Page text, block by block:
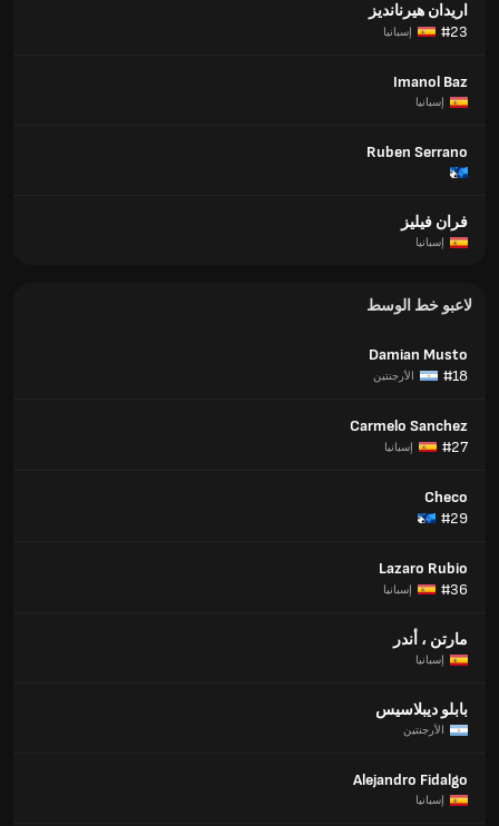
اريدان هيرنانديز
#23
إسبانيا
Imanol Baz
إسبانيا
Ruben Serrano
فران فيليز
إسبانيا
لاعبو خط الوسط
Damian Musto
#18
الأرجنتين
Carmelo Sanchez
#27
إسبانيا
Checo
#29
Lazaro Rubio
#36
إسبانيا
مارتن ، أندر
إسبانيا
بابلو ديبلاسيس
الأرجنتين
Alejandro Fidalgo
إسبانيا